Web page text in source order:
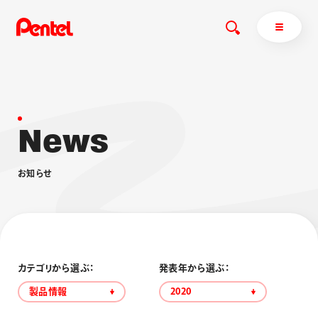
商品を探す
ブラッシュ（筆）
採用情報
運営会社
News
お知 らせ
カテゴリから選ぶ：
製品情報
発表年から選ぶ：
2020